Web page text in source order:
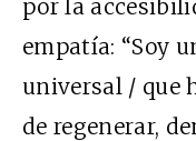
por la
empatía: “Soy
universal / que
de regenerar,